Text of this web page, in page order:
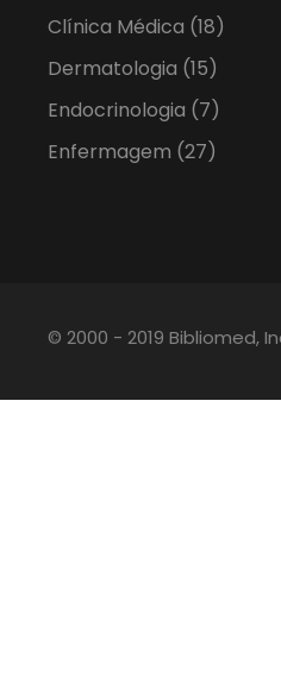
Clínica Médica (18)
Dermatologia (15)
Endocrinologia (7)
Enfermagem (27)
© 2000 - 2019 Bibliomed,